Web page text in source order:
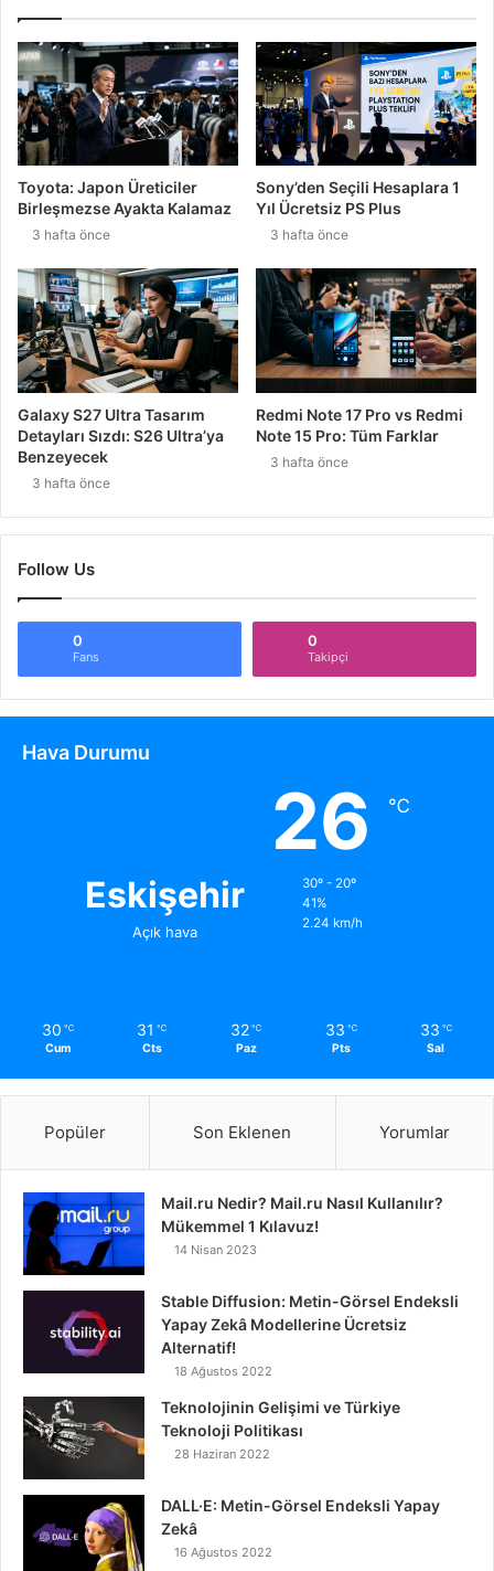
Toyota: Japon Üreticiler
Birleşmezse Ayakta Kalamaz
3 hafta önce
Sony’den Seçili Hesaplara 1
Yıl Ücretsiz PS Plus
3 hafta önce
Galaxy S27 Ultra Tasarım
Detayları Sızdı: S26 Ultra’ya
Benzeyecek
3 hafta önce
Redmi Note 17 Pro vs Redmi
Note 15 Pro: Tüm Farklar
3 hafta önce
Follow Us
0
Fans
0
Takipçi
Hava Durumu
Eskişehir
Açık hava
26 ℃
30º - 20º
41%
2.24 km/h
30 ℃
Cum
31 ℃
Cts
32 ℃
Paz
33 ℃
Pts
33 ℃
Sal
Popüler Son Eklenen Yorumlar
Mail.ru Nedir? Mail.ru Nasıl Kullanılır?
Mükemmel 1 Kılavuz!
14 Nisan 2023
Stable Diffusion: Metin-Görsel Endeksli
Yapay Zekâ Modellerine Ücretsiz
Alternatif!
18 Ağustos 2022
Teknolojinin Gelişimi ve Türkiye
Teknoloji Politikası
28 Haziran 2022
DALL·E: Metin-Görsel Endeksli Yapay
Zekâ
16 Ağustos 2022